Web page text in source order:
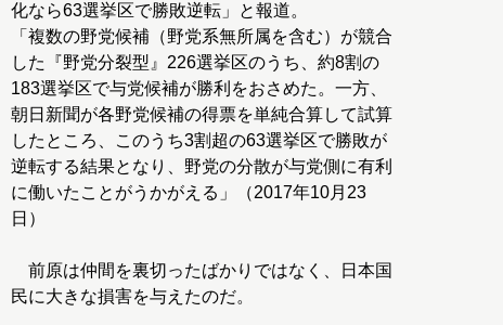
化なら63選挙区で勝敗逆転」と報道。
「複数の野党候補（野党系無所属を含む）が競合
した『野党分裂型』226選挙区のうち、約8割の
183選挙区で与党候補が勝利をおさめた。一方、
朝日新聞が各野党候補の得票を単純合算して試算
したところ、このうち3割超の63選挙区で勝敗が
逆転する結果となり、野党の分散が与党側に有利
に働いたことがうかがえる」（2017年10月23
日）
前原は仲間を裏切ったばかりではなく、日本国
民に大きな損害を与えたのだ。